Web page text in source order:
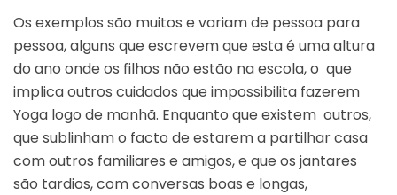
Os exemplos são muitos e variam de pessoa para
pessoa, alguns que escrevem que esta é uma altura
do ano onde os filhos não estão na escola, o que
implica outros cuidados que impossibilita fazerem
Yoga logo de manhã. Enquanto que existem outros,
que sublinham o facto de estarem a partilhar casa
com outros familiares e amigos, e que os jantares
são tardios, com conversas boas e longas,